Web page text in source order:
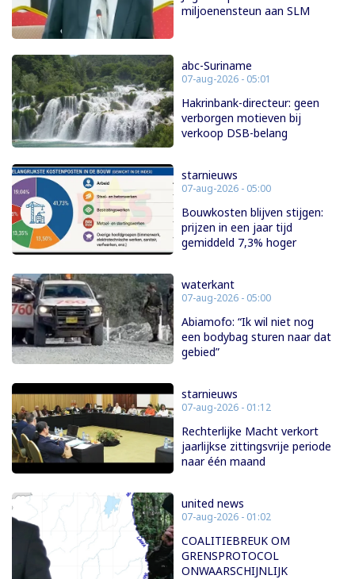
miljoenensteun aan SLM
abc-Suriname
07-aug-2026 - 05:01
Hakrinbank-directeur: geen
verborgen motieven bij
verkoop DSB-belang
starnieuws
07-aug-2026 - 05:00
Bouwkosten blijven stijgen:
prijzen in een jaar tijd
gemiddeld 7,3% hoger
waterkant
07-aug-2026 - 05:00
Abiamofo: “Ik wil niet nog
een bodybag sturen naar dat
gebied”
starnieuws
07-aug-2026 - 01:12
Rechterlijke Macht verkort
jaarlijkse zittingsvrije periode
naar één maand
united news
07-aug-2026 - 01:02
COALITIEBREUK OM
GRENSPROTOCOL
ONWAARSCHIJNLIJK